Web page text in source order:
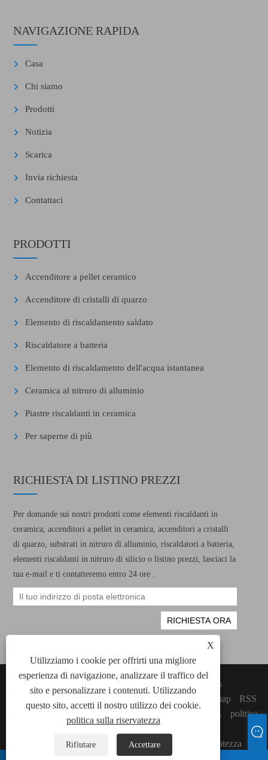
X
Utilizziamo i cookie per offrirti una migliore
esperienza di navigazione, analizzare il traffico del
sito e personalizzare i contenuti. Utilizzando
questo sito, accetti il ​​nostro utilizzo dei cookie.
politica sulla riservatezza
Rifiutare Accettare
NAVIGAZIONE RAPIDA
Casa
Chi siamo
Prodotti
Notizia
Scarica
Invia richiesta
Contattaci
PRODOTTI
Accenditore a pellet ceramico
Accenditore di cristalli di quarzo
Elemento di riscaldamento saldato
Riscaldatore a batteria
Elemento di riscaldamento dell'acqua istantanea
Ceramica al nitruro di alluminio
Piastre riscaldanti in ceramica
Per saperne di più
RICHIESTA DI LISTINO PREZZI
Per domande sui nostri prodotti come elementi riscaldanti in
ceramica, accenditori a pellet in ceramica, accenditori a cristalli
di quarzo, substrati in nitruro di alluminio, riscaldatori a batteria,
elementi riscaldanti in nitruro di silicio o listino prezzi, lasciaci la
tua e-mail e ti contatteremo entro 24 ore .
Copyright © 2022 Xiamen Green Way
Electronic Technology Co., Ltd. Tutti gli
elementi di riscaldamento in ceramica, diritti di
accensione a pellet in ceramica riservati.
Links
Sitemap
RSS
XML
politica
riservatezza